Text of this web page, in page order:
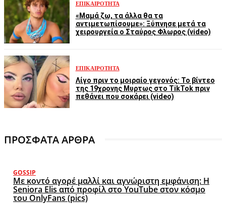
ΕΠΙΚΑΙΡΌΤΗΤΑ
«Μαμά ζω, τα άλλα θα τα
αντιμετωπίσουμε»: Ξύπνησε μετά τα
χειρουργεία ο Σταύρος Φλωρος (video)
ΕΠΙΚΑΙΡΌΤΗΤΑ
Λίγο πριν το μοιραίο γεγονός: Το βίντεο
της 19χρονης Μυρτως στο TikTok πριν
πεθάνει που σοκάρει (video)
ΠΡΟΣΦΑΤΑ ΑΡΘΡΑ
GOSSIP
Με κοντό αγορέ μαλλί και αγνώριστη εμφάνιση: Η
Seniora Elis από προφίλ στο YouTube στον κόσμο
του OnlyFans (pics)